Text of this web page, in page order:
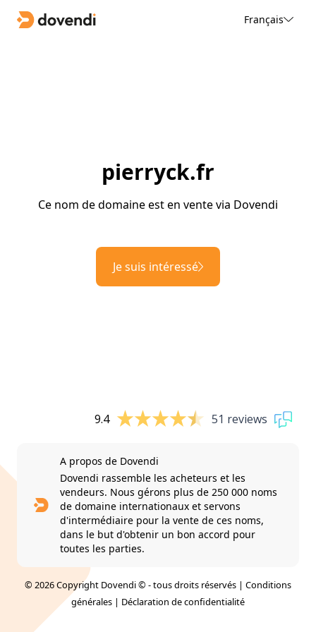
Français
pierryck.fr
Ce nom de domaine est en vente via Dovendi
Je suis intéressé
9.4 51 reviews
A propos de Dovendi
Dovendi rassemble les acheteurs et les
vendeurs. Nous gérons plus de 250 000 noms
de domaine internationaux et servons
d'intermédiaire pour la vente de ces noms,
dans le but d'obtenir un bon accord pour
toutes les parties.
© 2026 Copyright Dovendi © - tous droits réservés | Conditions
générales | Déclaration de confidentialité